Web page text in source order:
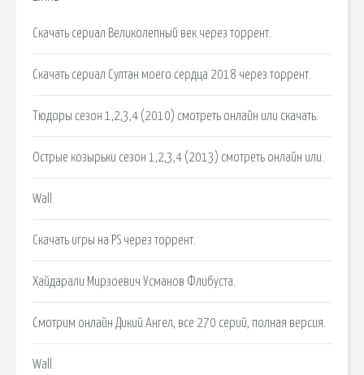
Скачать сериал Великолепный век через торрент.
Скачать сериал Султан моего сердца 2018 через торрент.
Тюдоры сезон 1,2,3,4 (2010) смотреть онлайн или скачать.
Острые козырьки сезон 1,2,3,4 (2013) смотреть онлайн или.
Wall.
Скачать игры на PS через торрент.
Хайдарали Мирзоевич Усманов Флибуста.
Смотрим онлайн Дикий Ангел, все 270 серий, полная версия.
Wall.